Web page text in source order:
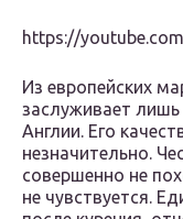
https://
Из европейских
заслуживает
Англии. Его
незначительно.
совершенно не
не чувствуется.